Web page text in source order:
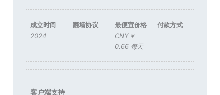
成立时间
2024
翻墙协议
最便宜价格
CNY￥
0.66 每天
付款方式
客户端支持